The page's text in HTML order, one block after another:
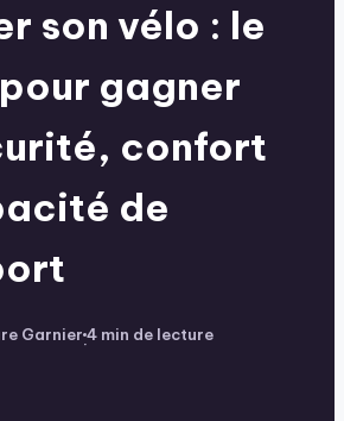
son vélo : le
gagner
confort
de
Garnier
·
4 min de lecture